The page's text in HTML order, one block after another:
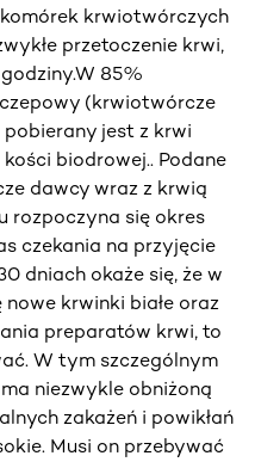
krwiotwórczych
przetoczenie krwi,
85%
(krwiotwórcze
jest z krwi
biodrowej.. Podane
dawcy wraz z krwią
rozpoczyna się okres
czekania na przyjęcie
dniach okaże się, że w
krwinki białe oraz
preparatów krwi, to
W tym szczególnym
niezwykle obniżoną
zakażeń i powikłań
Musi on przebywać